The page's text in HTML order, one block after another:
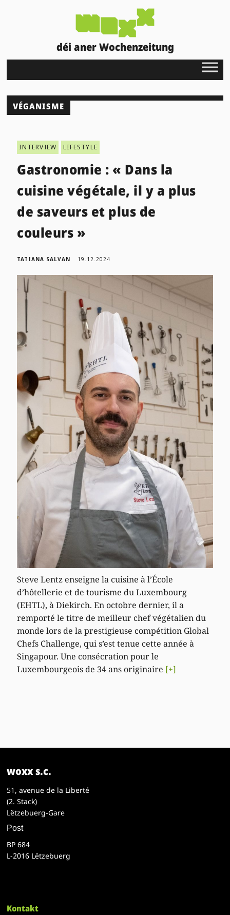
déi aner Wochenzeitung
VÉGANISME
INTERVIEW LIFESTYLE
Gastronomie : « Dans la
cuisine végétale, il y a plus
de saveurs et plus de
couleurs »
TATIANA SALVAN 19.12.2024
Steve Lentz enseigne la cuisine à l’École
d’hôtellerie et de tourisme du Luxembourg
(EHTL), à Diekirch. En octobre dernier, il a
remporté le titre de meilleur chef végétalien du
monde lors de la prestigieuse compétition Global
Chefs Challenge, qui s’est tenue cette année à
Singapour. Une consécration pour le
Luxembourgeois de 34 ans originaire [+]
woxx s.c.
51, avenue de la Liberté
(2. Stack)
Lëtzebuerg-Gare
Post
BP 684
L-2016 Lëtzebuerg
Kontakt